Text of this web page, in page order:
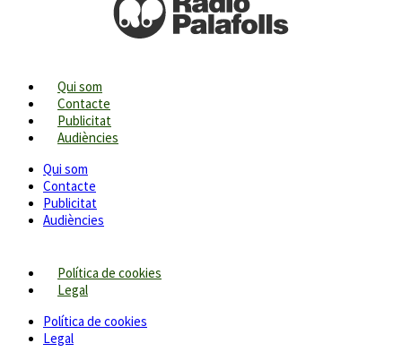
Qui som
Contacte
Publicitat
Audiències
Qui som
Contacte
Publicitat
Audiències
Política de cookies
Legal
Política de cookies
Legal